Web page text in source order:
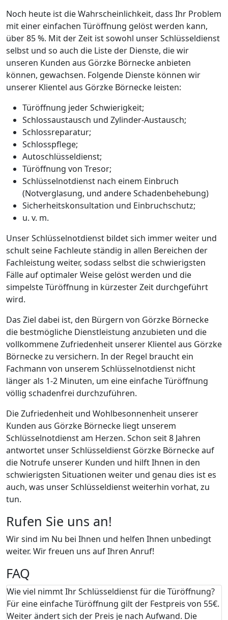
Noch heute ist die Wahrscheinlichkeit, dass Ihr Problem
mit einer einfachen Türöffnung gelöst werden kann,
über 85 %. Mit der Zeit ist sowohl unser Schlüsseldienst
selbst und so auch die Liste der Dienste, die wir
unseren Kunden aus Görzke Börnecke anbieten
können, gewachsen. Folgende Dienste können wir
unserer Klientel aus Görzke Börnecke leisten:
Türöffnung jeder Schwierigkeit;
Schlossaustausch und Zylinder-Austausch;
Schlossreparatur;
Schlosspflege;
Autoschlüsseldienst;
Türöffnung von Tresor;
Schlüsselnotdienst nach einem Einbruch
(Notverglasung, und andere Schadenbehebung)
Sicherheitskonsultation und Einbruchschutz;
u. v. m.
Unser Schlüsselnotdienst bildet sich immer weiter und
schult seine Fachleute ständig in allen Bereichen der
Fachleistung weiter, sodass selbst die schwierigsten
Fälle auf optimaler Weise gelöst werden und die
simpelste Türöffnung in kürzester Zeit durchgeführt
wird.
Das Ziel dabei ist, den Bürgern von Görzke Börnecke
die bestmögliche Dienstleistung anzubieten und die
vollkommene Zufriedenheit unserer Klientel aus Görzke
Börnecke zu versichern. In der Regel braucht ein
Fachmann von unserem Schlüsselnotdienst nicht
länger als 1-2 Minuten, um eine einfache Türöffnung
völlig schadenfrei durchzuführen.
Die Zufriedenheit und Wohlbesonnenheit unserer
Kunden aus Görzke Börnecke liegt unserem
Schlüsselnotdienst am Herzen. Schon seit 8 Jahren
antwortet unser Schlüsseldienst Görzke Börnecke auf
die Notrufe unserer Kunden und hilft Ihnen in den
schwierigsten Situationen weiter und genau dies ist es
auch, was unser Schlüsseldienst weiterhin vorhat, zu
tun.
Rufen Sie uns an!
Wir sind im Nu bei Ihnen und helfen Ihnen unbedingt
weiter. Wir freuen uns auf Ihren Anruf!
FAQ
Wie viel nimmt Ihr Schlüsseldienst für die Türöffnung?
Für eine einfache Türöffnung gilt der Festpreis von 55€.
Weiter ändert sich der Preis je nach Aufwand. Die